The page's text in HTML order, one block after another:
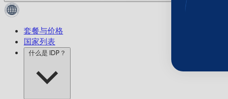
套餐与价格
国家列表
什么是 IDP？